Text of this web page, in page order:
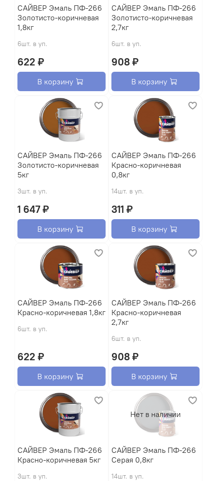
САЙВЕР Эмаль ПФ-266
Золотисто-коричневая
1,8кг
6шт. в уп.
622 ₽
В корзину
САЙВЕР Эмаль ПФ-266
Золотисто-коричневая
2,7кг
6шт. в уп.
908 ₽
В корзину
САЙВЕР Эмаль ПФ-266
Золотисто-коричневая
5кг
3шт. в уп.
1 647 ₽
В корзину
САЙВЕР Эмаль ПФ-266
Красно-коричневая
0,8кг
14шт. в уп.
311 ₽
В корзину
САЙВЕР Эмаль ПФ-266
Красно-коричневая 1,8кг
6шт. в уп.
622 ₽
В корзину
САЙВЕР Эмаль ПФ-266
Красно-коричневая
2,7кг
6шт. в уп.
908 ₽
В корзину
САЙВЕР Эмаль ПФ-266
Красно-коричневая 5кг
3шт. в уп.
Нет в наличии
САЙВЕР Эмаль ПФ-266
Серая 0,8кг
14шт. в уп.